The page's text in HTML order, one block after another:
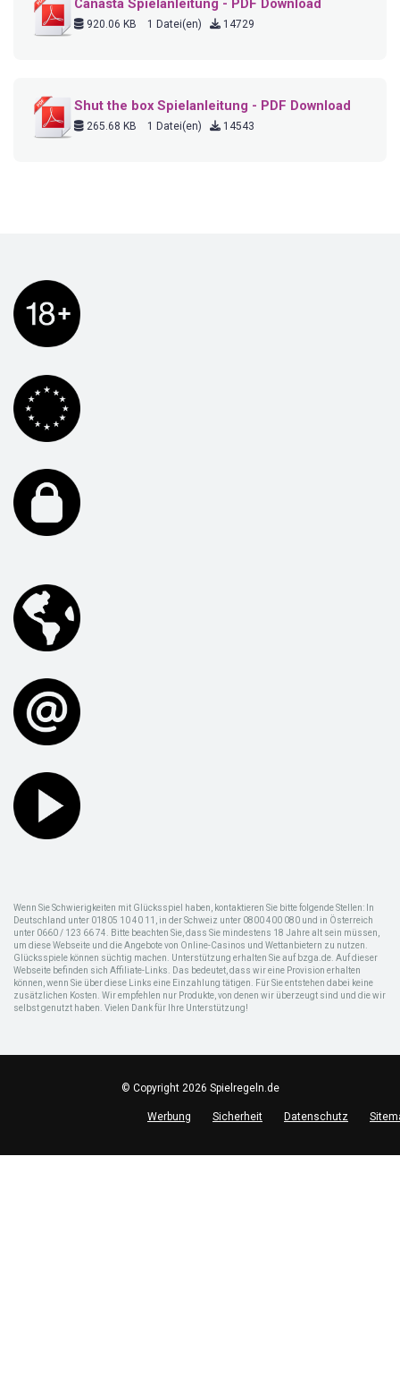
Canasta Spielanleitung - PDF Download
920.06 KB 1 Datei(en) 14729
Shut the box Spielanleitung - PDF Download
265.68 KB 1 Datei(en) 14543
Wenn Sie Schwierigkeiten mit Glücksspiel haben, kontaktieren Sie bitte folgende Stellen: In
Deutschland unter 01805 10 40 11, in der Schweiz unter 0800 400 080 und in Österreich
unter 0660 / 123 66 74. Bitte beachten Sie, dass Sie mindestens 18 Jahre alt sein müssen,
um diese Webseite und die Angebote von Online-Casinos und Wettanbietern zu nutzen.
Glücksspiele können süchtig machen. Unterstützung erhalten Sie auf bzga.de. Auf dieser
Webseite befinden sich Affiliate-Links. Das bedeutet, dass wir eine Provision erhalten
können, wenn Sie über diese Links eine Einzahlung tätigen. Für Sie entstehen dabei keine
zusätzlichen Kosten. Wir empfehlen nur Produkte, von denen wir überzeugt sind und die wir
selbst genutzt haben. Vielen Dank für Ihre Unterstützung!
© Copyright 2026 Spielregeln.de
Werbung Sicherheit Datenschutz